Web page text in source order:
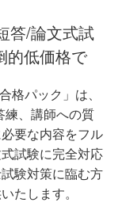
答/論文式試
的低価格で
パック」は、
練、講師への質
要な内容をフル
試験に完全対応
験対策に臨む方
たします。